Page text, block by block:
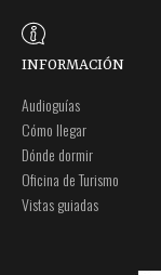
INFORMACIÓN
Audioguías
Cómo llegar
Dónde dormir
Oficina de Turismo
Vistas guiadas